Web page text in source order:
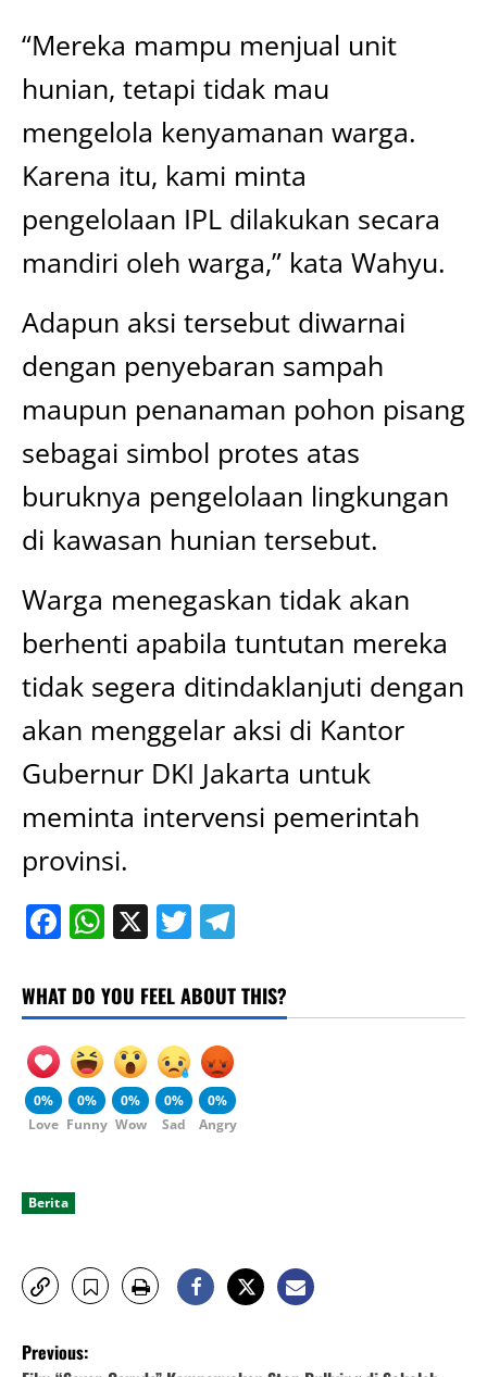
“Mereka mampu menjual unit
hunian, tetapi tidak mau
mengelola kenyamanan warga.
Karena itu, kami minta
pengelolaan IPL dilakukan secara
mandiri oleh warga,” kata Wahyu.
Adapun aksi tersebut diwarnai
dengan penyebaran sampah
maupun penanaman pohon pisang
sebagai simbol protes atas
buruknya pengelolaan lingkungan
di kawasan hunian tersebut.
Warga menegaskan tidak akan
berhenti apabila tuntutan mereka
tidak segera ditindaklanjuti dengan
akan menggelar aksi di Kantor
Gubernur DKI Jakarta untuk
meminta intervensi pemerintah
provinsi.
Facebook
WhatsApp
X Twitter
WHAT DO YOU FEEL ABOUT THIS?
0%
Love
0%
Funny
0%
Wow
0%
Sad
0%
Angry
Berita
P
Previous: